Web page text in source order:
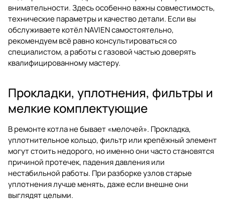
внимательности. Здесь особенно важны совместимость,
технические параметры и качество детали. Если вы
обслуживаете котёл NAVIEN самостоятельно,
рекомендуем всё равно консультироваться со
специалистом, а работы с газовой частью доверять
квалифицированному мастеру.
Прокладки, уплотнения, фильтры и
мелкие комплектующие
В ремонте котла не бывает «мелочей». Прокладка,
уплотнительное кольцо, фильтр или крепёжный элемент
могут стоить недорого, но именно они часто становятся
причиной протечек, падения давления или
нестабильной работы. При разборке узлов старые
уплотнения лучше менять, даже если внешне они
выглядят целыми.